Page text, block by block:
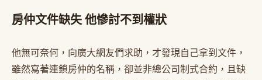
房仲文件缺失 他慘討不到權狀
他無可奈何，向廣大網友們求助，才發現自己拿到文件，
雖然寫著連鎖房仲的名稱，卻並非總公司制式合約，且缺